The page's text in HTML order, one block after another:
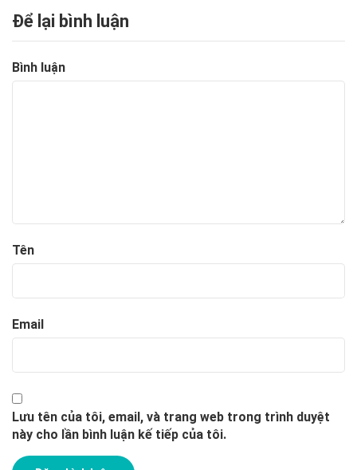
Để lại bình luận
Bình luận
Tên
Email
Lưu tên của tôi, email, và trang web trong trình duyệt
này cho lần bình luận kế tiếp của tôi.